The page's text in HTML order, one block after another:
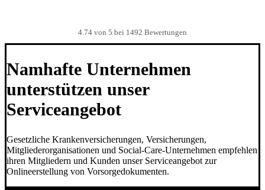
4.74 von 5 bei 1492 Bewertungen
Namhafte Unternehmen
unterstützen unser
Serviceangebot
Gesetzliche Krankenversicherungen, Versicherungen,
Mitgliederorganisationen und Social-Care-Unternehmen empfehlen
ihren Mitgliedern und Kunden unser Serviceangebot zur
Onlineerstellung von Vorsorgedokumenten.